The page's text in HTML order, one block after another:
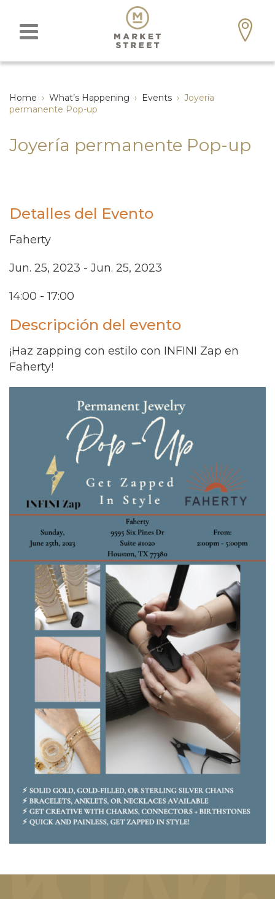
Home › What’s Happening › Events › Joyería
permanente Pop-up
Joyería permanente Pop-up
Detalles del Evento
Faherty
Jun. 25, 2023 - Jun. 25, 2023
14:00 - 17:00
Descripción del evento
¡Haz zapping con estilo con INFINI Zap en
Faherty!